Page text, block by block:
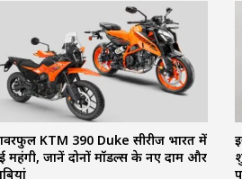
स्कूलों
करोड़ से
सरगुजा
निकले
झंडी,
CM
सेवा
KTM 390 Duke सीरीज भारत में
महंगी, जानें दोनों मॉडल्स के नए दाम और